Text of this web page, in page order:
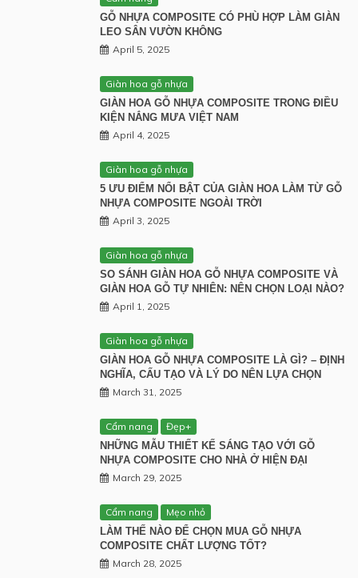
GỖ NHỰA COMPOSITE CÓ PHÙ HỢP LÀM GIÀN
LEO SÂN VƯỜN KHÔNG
April 5, 2025
Giàn hoa gỗ nhựa
GIÀN HOA GỖ NHỰA COMPOSITE TRONG ĐIỀU
KIỆN NẮNG MƯA VIỆT NAM
April 4, 2025
Giàn hoa gỗ nhựa
5 ƯU ĐIỂM NỔI BẬT CỦA GIÀN HOA LÀM TỪ GỖ
NHỰA COMPOSITE NGOÀI TRỜI
April 3, 2025
Giàn hoa gỗ nhựa
SO SÁNH GIÀN HOA GỖ NHỰA COMPOSITE VÀ
GIÀN HOA GỖ TỰ NHIÊN: NÊN CHỌN LOẠI NÀO?
April 1, 2025
Giàn hoa gỗ nhựa
GIÀN HOA GỖ NHỰA COMPOSITE LÀ GÌ? – ĐỊNH
NGHĨA, CẤU TẠO VÀ LÝ DO NÊN LỰA CHỌN
March 31, 2025
Cẩm nang
Đẹp+
NHỮNG MẪU THIẾT KẾ SÁNG TẠO VỚI GỖ
NHỰA COMPOSITE CHO NHÀ Ở HIỆN ĐẠI
March 29, 2025
Cẩm nang
Mẹo nhỏ
LÀM THẾ NÀO ĐỂ CHỌN MUA GỖ NHỰA
COMPOSITE CHẤT LƯỢNG TỐT?
March 28, 2025